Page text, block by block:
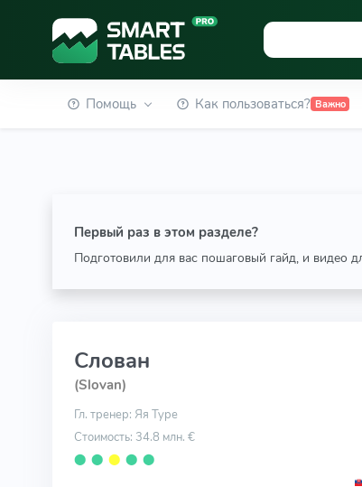
Помощь Как пользоваться? Важно
Первый раз в этом разделе?
Подготовили для вас пошаговый гайд, и видео
Слован
(Slovan)
Гл. тренер: Яя Туре
Стоимость: 34.8 млн. €
⬤ ⬤ ⬤ ⬤ ⬤